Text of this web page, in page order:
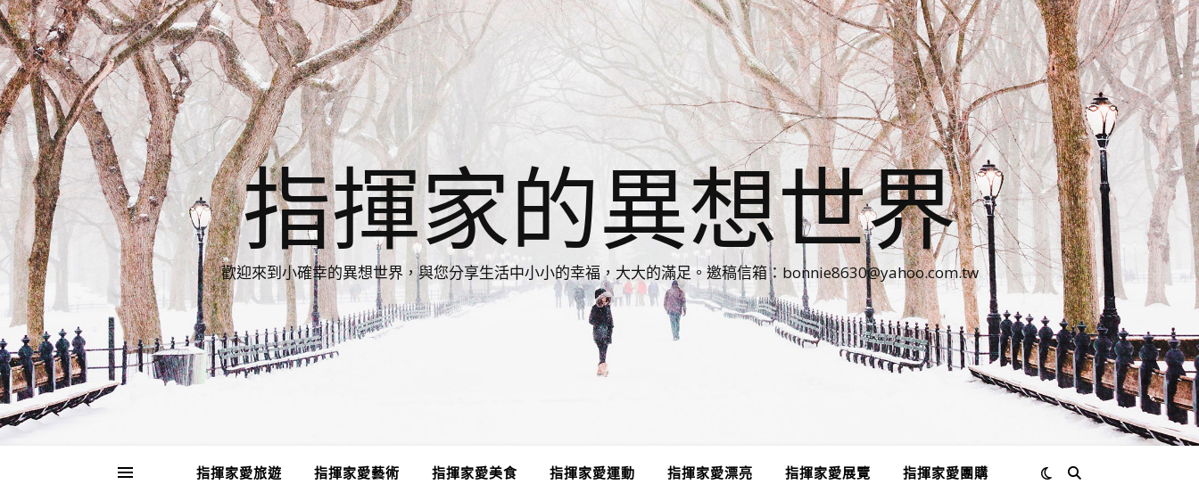
指揮家的異想世界
歡迎來到小確幸的異想世界，與您分享生活中小小的幸福，大大的滿足。邀稿信箱：bonnie8630@yahoo.com.tw
指揮家愛旅遊 指揮家愛藝術 指揮家愛美食 指揮家愛運動 指揮家愛漂亮 指揮家愛展覽 指揮家愛團購